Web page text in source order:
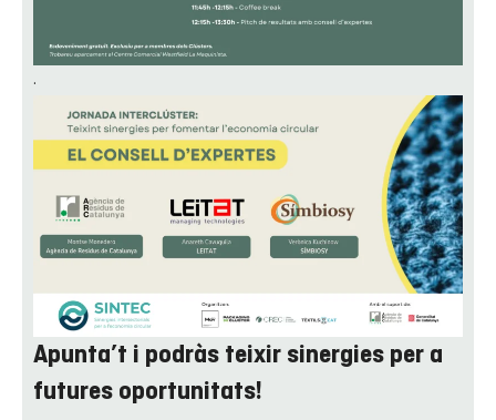
.
Apunta’t i podràs teixir sinergies per a
futures oportunitats!